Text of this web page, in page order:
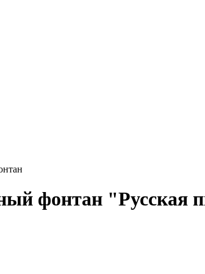
фонтан "Русская